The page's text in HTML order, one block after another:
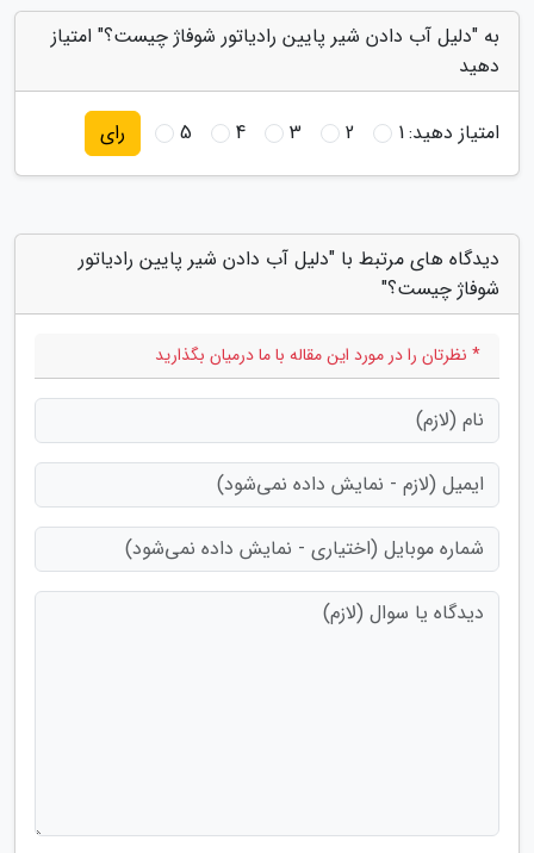
به "دلیل آب دادن شیر پایین رادیاتور شوفاژ چیست؟" امتیاز
دهید
امتیاز دهید:1
2
3
4
5 رای
دیدگاه های مرتبط با "دلیل آب دادن شیر پایین رادیاتور
شوفاژ چیست؟"
* نظرتان را در مورد این مقاله با ما درمیان بگذارید